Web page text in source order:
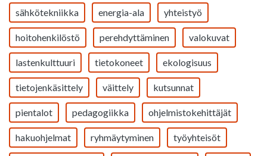
sähkötekniikka energia-ala yhteistyö
hoitohenkilöstö perehdyttäminen valokuvat
lastenkulttuuri tietokoneet ekologisuus
tietojenkäsittely väittely kutsunnat
pientalot pedagogiikka ohjelmistokehittäjät
hakuohjelmat ryhmäytyminen työyhteisöt